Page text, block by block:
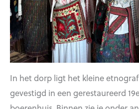
In het dorp ligt het kleine
gevestigd in een gerestaureerd